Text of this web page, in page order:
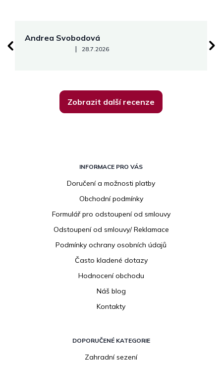
Andrea Svobodová
Hodnocení obchodu je 5 z 5 hvězdiček.
| 28.7.2026
Zobrazit další recenze
INFORMACE PRO VÁS
Doručení a možnosti platby
Obchodní podmínky
Formulář pro odstoupení od smlouvy
Odstoupení od smlouvy/ Reklamace
Podmínky ochrany osobních údajů
Často kladené dotazy
Hodnocení obchodu
Náš blog
Kontakty
DOPORUČENÉ KATEGORIE
Zahradní sezení